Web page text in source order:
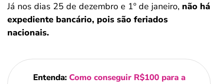
Já nos dias 25 de dezembro e 1º de janeiro, não há
expediente bancário, pois são feriados
nacionais.
Entenda: Como conseguir R$100 para a